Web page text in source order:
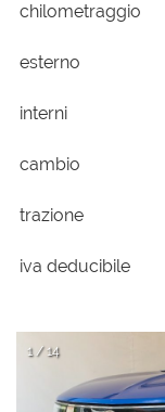
chilometraggio
esterno
interni
cambio
trazione
iva deducibile
1 / 14